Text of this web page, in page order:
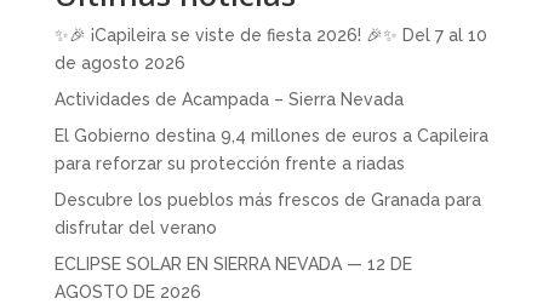
✨🎉 ¡Capileira se viste de fiesta 2026! 🎉✨ Del 7 al 10
de agosto 2026
Actividades de Acampada – Sierra Nevada
El Gobierno destina 9,4 millones de euros a Capileira
para reforzar su protección frente a riadas
Descubre los pueblos más frescos de Granada para
disfrutar del verano
ECLIPSE SOLAR EN SIERRA NEVADA — 12 DE
AGOSTO DE 2026